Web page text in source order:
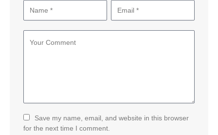
Save my name, email, and website in this browser
for the next time I comment.